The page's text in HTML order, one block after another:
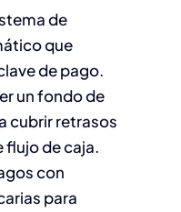
de
que
de pago.
un fondo de
cubrir retrasos
flujo de caja.
con
para